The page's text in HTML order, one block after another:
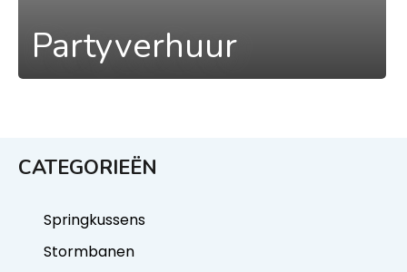
Partyverhuur
CATEGORIEËN
Springkussens
Stormbanen